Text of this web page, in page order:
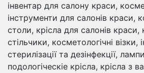
інвентар для салону краси,
інструменти для салонів краси,
столи, крісла для салонів краси,
стільчики, косметологічні візки,
стерилізації та дезінфекції,
подологіческіе крісла, крісла з